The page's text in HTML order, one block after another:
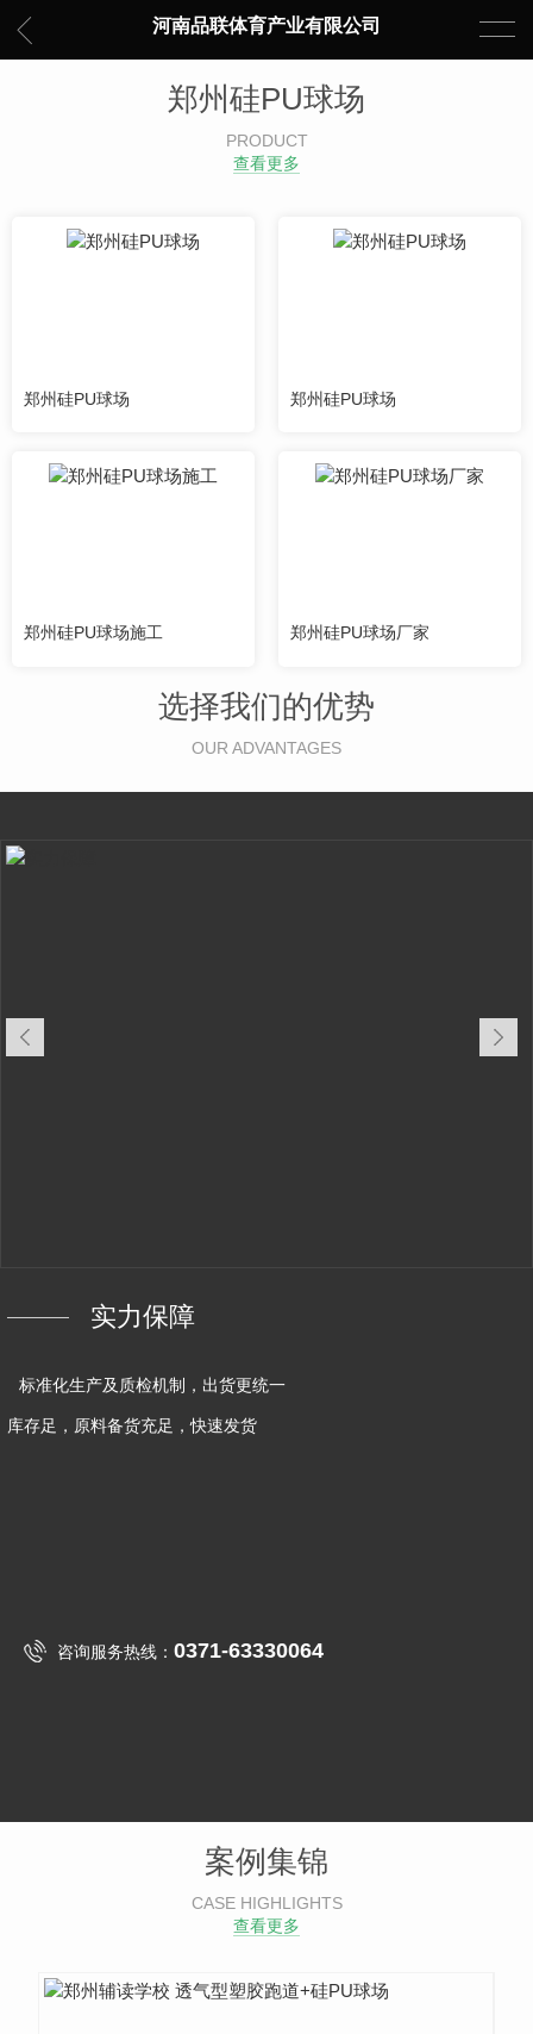
河南品联体育产业有限公司
郑州硅PU球场
PRODUCT
查看更多
郑州硅PU球场 郑州硅PU球场
郑州硅PU球场施工 郑州硅PU球场厂家
选择我们的优势
OUR ADVANTAGES
实力保障
标准化生产及质检机制，出货更统一
库存足，原料备货充足，快速发货
咨询服务热线： 0371-63330064
案例集锦
CASE HIGHLIGHTS
查看更多